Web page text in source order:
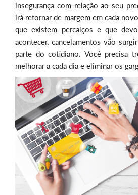
insegurança com relação ao seu
irá retornar de margem em cada
que existem percalços e que
acontecer, cancelamentos vão
parte do cotidiano. Você precisa
melhorar a cada dia e eliminar os